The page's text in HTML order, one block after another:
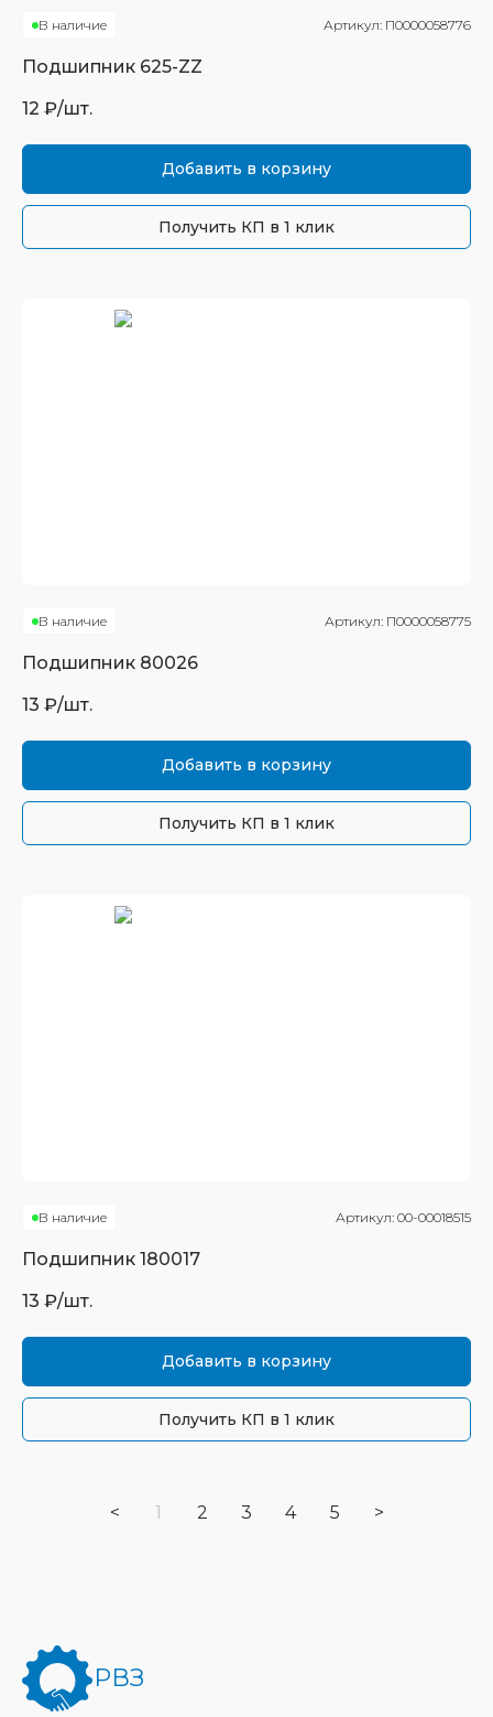
В наличие Артикул: П0000058776
Подшипник 625-ZZ
12 ₽/шт.
Добавить в корзину
Получить КП в 1 клик
В наличие Артикул: П0000058775
Подшипник 80026
13 ₽/шт.
Добавить в корзину
Получить КП в 1 клик
В наличие Артикул: 00-00018515
Подшипник 180017
13 ₽/шт.
Добавить в корзину
Получить КП в 1 клик
< 1 2 3 4 5 >
РВЗ